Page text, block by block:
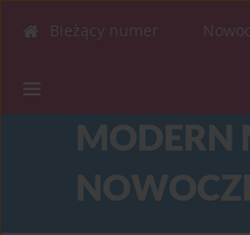
Bieżący numer